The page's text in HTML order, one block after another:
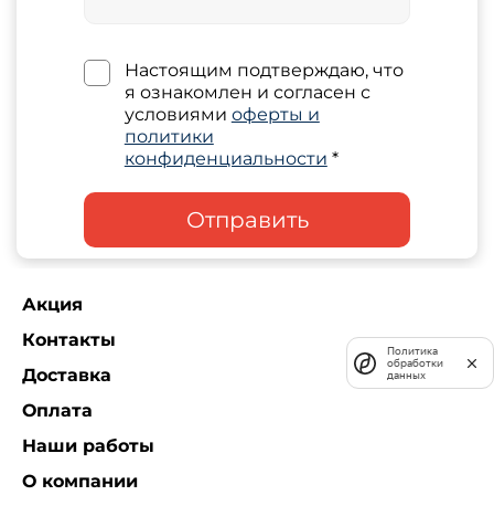
Настоящим подтверждаю, что
я ознакомлен и согласен с
условиями оферты и
политики
конфиденциальности *
Отправить
Акция
Контакты
Доставка
Оплата
Наши работы
О компании
Политика
обработки
данных